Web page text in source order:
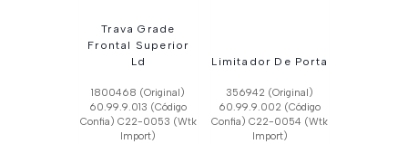
Trava Grade
Frontal Superior
Ld
1800468 (Original)
60.99.9.013 (Código
Confia) C22-0053 (Wtk
Import)
Limitador De Porta
356942 (Original)
60.99.9.002 (Código
Confia) C22-0054 (Wtk
Import)